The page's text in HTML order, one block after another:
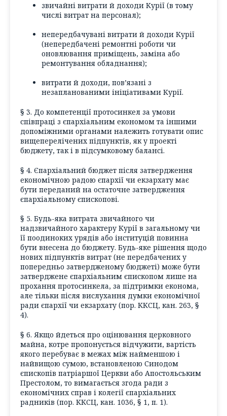
звичайні витрати й доходи Курії (в тому
числі витрат на персонал);
непередбачувані витрати й доходи Курії
(непередбачені ремонтні роботи чи
оновлювання приміщень, заміна або
ремонтування обладнання);
витрати й доходи, пов’язані з
незапланованими ініціативами Курії.
§ 3. До компетенції протосинкел за умови
співпраці з єпархіальним економом та іншими
допоміжними органами належить готувати опис
вищеперелічених підпунктів, як у проекті
бюджету, так і в підсумковому балансі.
§ 4. Єпархіальний бюджет після затвердження
економічною радою єпархії чи екзархату має
бути переданий на остаточне затвердження
єпархіальному єпископові.
§ 5. Будь-яка витрата звичайного чи
надзвичайного характеру Курії в загальному чи
її поодиноких урядів або інституцій повинна
бути внесена до бюджету. Будь-яке рішення щодо
нових підпунктів витрат (не передбачених у
попередньо затвердженому бюджеті) може бути
затверджене єпархіальним єпископом лише на
прохання протосинкела, за підтримки економа,
але тільки після вислухання думки економічної
ради єпархії чи екзархату (пор. ККСЦ, кан. 263, §
4).
§ 6. Якщо йдеться про оцінювання церковного
майна, котре пропонується відчужити, вартість
якого перебуває в межах між найменшою і
найвищою сумою, встановленою Синодом
єпископів патріаршої Церкви або Апостольським
Престолом, то вимагається згода ради з
економічних справ і колегії єпархіальних
радників (пор. ККСЦ, кан. 1036, § 1, п. 1).